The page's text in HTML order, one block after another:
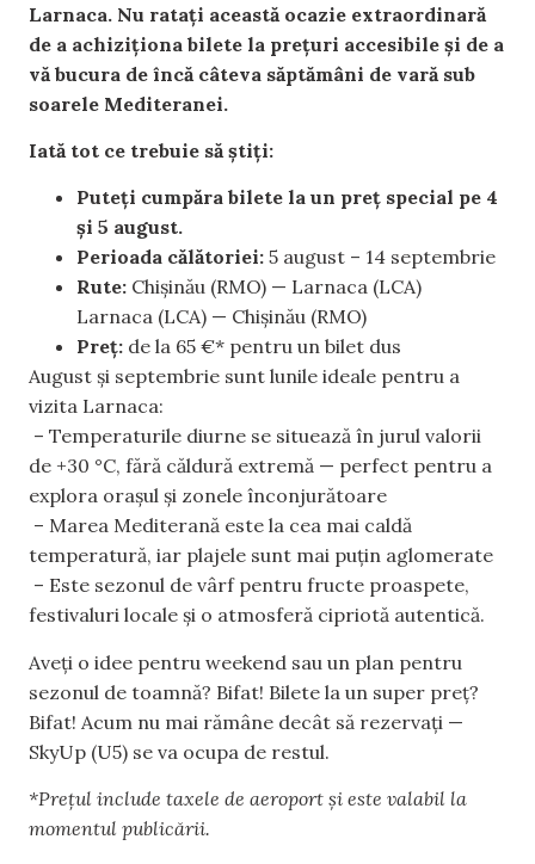
Larnaca. Nu ratați această ocazie extraordinară
de a achiziționa bilete la prețuri accesibile și de a
vă bucura de încă câteva săptămâni de vară sub
soarele Mediteranei.
Iată tot ce trebuie să știți:
Puteți cumpăra bilete la un preț special pe 4
și 5 august.
Perioada călătoriei: 5 august – 14 septembrie
Rute: Chișinău (RMO) — Larnaca (LCA)
Larnaca (LCA) — Chișinău (RMO)
Preț: de la 65 €* pentru un bilet dus
August și septembrie sunt lunile ideale pentru a
vizita Larnaca:
– Temperaturile diurne se situează în jurul valorii
de +30 °C, fără căldură extremă — perfect pentru a
explora orașul și zonele înconjurătoare
– Marea Mediterană este la cea mai caldă
temperatură, iar plajele sunt mai puțin aglomerate
– Este sezonul de vârf pentru fructe proaspete,
festivaluri locale și o atmosferă cipriotă autentică.
Aveți o idee pentru weekend sau un plan pentru
sezonul de toamnă? Bifat! Bilete la un super preț?
Bifat! Acum nu mai rămâne decât să rezervați —
SkyUp (U5) se va ocupa de restul.
*Prețul include taxele de aeroport și este valabil la
momentul publicării.